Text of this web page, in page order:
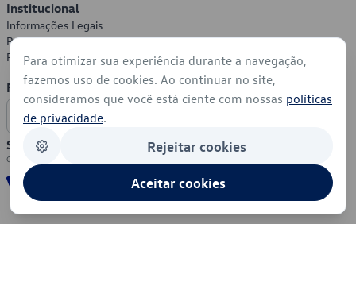
Institucional
Informações Legais
Política de Privacidade
Política de Cookies
Formas de Pagamento
Segurança
Para otimizar sua experiência durante a navegação,
fazemos uso de cookies. Ao continuar no site,
consideramos que você está ciente com nossas políticas
de privacidade.
Rejeitar cookies
Aceitar cookies